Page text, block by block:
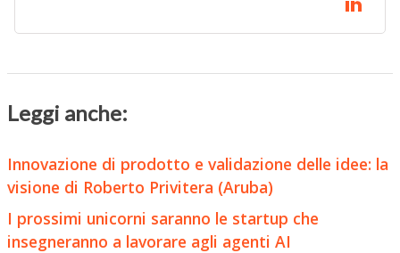
Leggi anche:
Innovazione di prodotto e validazione delle idee: la
visione di Roberto Privitera (Aruba)
I prossimi unicorni saranno le startup che
insegneranno a lavorare agli agenti AI